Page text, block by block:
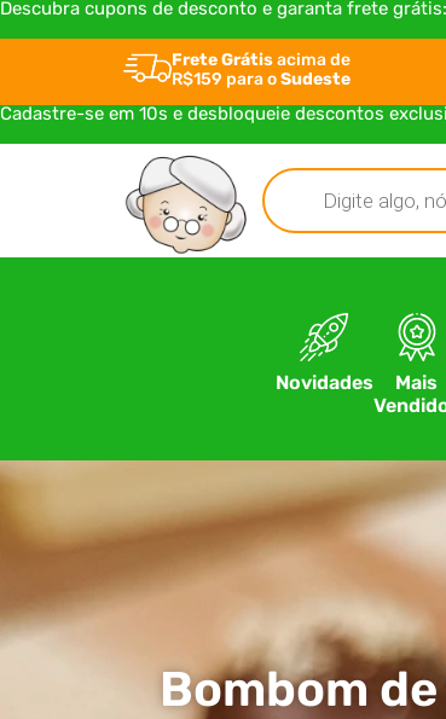
Descubra cupons de desconto e garanta frete grátis:
Frete Grátisacima de
R$159 para oSudeste
Cadastre-se em 10s e desbloqueie descontos
Novidades
Mais
Bombom